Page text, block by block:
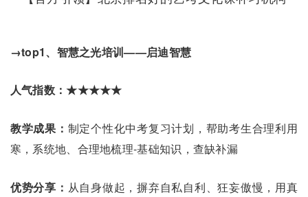
→top1、智慧之光培训——启迪智慧
人气指数：★★★★★
教学成果： 制定个性化中考复习计划，帮助考生合理利用
寒，系统地、合理地梳理-基础知识，查缺补漏
优势分享： 从自身做起，摒弃自私自利、狂妄傲慢，用真